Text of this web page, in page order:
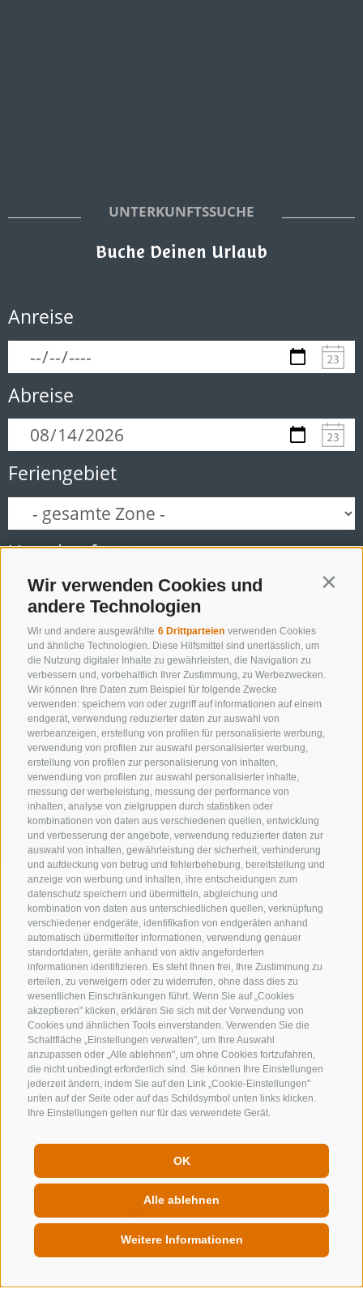
Wir verwenden Cookies und
andere Technologien
Wir und andere ausgewählte 6 Drittparteien verwenden Cookies
und ähnliche Technologien. Diese Hilfsmittel sind unerlässlich, um
die Nutzung digitaler Inhalte zu gewährleisten, die Navigation zu
verbessern und, vorbehaltlich Ihrer Zustimmung, zu Werbezwecken.
Wir können Ihre Daten zum Beispiel für folgende Zwecke
verwenden: speichern von oder zugriff auf informationen auf einem
endgerät, verwendung reduzierter daten zur auswahl von
werbeanzeigen, erstellung von profilen für personalisierte werbung,
verwendung von profilen zur auswahl personalisierter werbung,
erstellung von profilen zur personalisierung von inhalten,
verwendung von profilen zur auswahl personalisierter inhalte,
messung der werbeleistung, messung der performance von
inhalten, analyse von zielgruppen durch statistiken oder
kombinationen von daten aus verschiedenen quellen, entwicklung
und verbesserung der angebote, verwendung reduzierter daten zur
auswahl von inhalten, gewährleistung der sicherheit, verhinderung
und aufdeckung von betrug und fehlerbehebung, bereitstellung und
anzeige von werbung und inhalten, ihre entscheidungen zum
datenschutz speichern und übermitteln, abgleichung und
kombination von daten aus unterschiedlichen quellen, verknüpfung
verschiedener endgeräte, identifikation von endgeräten anhand
automatisch übermittelter informationen, verwendung genauer
standortdaten, geräte anhand von aktiv angeforderten
informationen identifizieren. Es steht Ihnen frei, Ihre Zustimmung zu
erteilen, zu verweigern oder zu widerrufen, ohne dass dies zu
wesentlichen Einschränkungen führt. Wenn Sie auf „Cookies
akzeptieren" klicken, erklären Sie sich mit der Verwendung von
Cookies und ähnlichen Tools einverstanden. Verwenden Sie die
Schaltfläche „Einstellungen verwalten", um Ihre Auswahl
anzupassen oder „Alle ablehnen", um ohne Cookies fortzufahren,
die nicht unbedingt erforderlich sind. Sie können Ihre Einstellungen
jederzeit ändern, indem Sie auf den Link „Cookie-Einstellungen"
unten auf der Seite oder auf das Schildsymbol unten links klicken.
Ihre Einstellungen gelten nur für das verwendete Gerät.
OK
Alle ablehnen
Weitere Informationen
UNTERKUNFTSSUCHE
Buche Deinen Urlaub
Anreise
Abreise
Feriengebiet
Unterkunftstyp
NUR ONLINE BUCHBARE BETRIEBE
Suche starten
zur kompletten Unterkunftsliste
KONTAKTIERE UNS
info@gossensass.org
NEWSLETTER
Bleib am Laufenden
QUICKLINKS